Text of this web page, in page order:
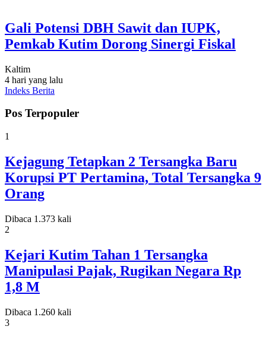
Gali Potensi DBH Sawit dan IUPK,
Pemkab Kutim Dorong Sinergi Fiskal
Kaltim
4 hari yang lalu
Indeks Berita
Pos Terpopuler
1
Kejagung Tetapkan 2 Tersangka Baru
Korupsi PT Pertamina, Total Tersangka 9
Orang
Dibaca 1.373 kali
2
Kejari Kutim Tahan 1 Tersangka
Manipulasi Pajak, Rugikan Negara Rp
1,8 M
Dibaca 1.260 kali
3